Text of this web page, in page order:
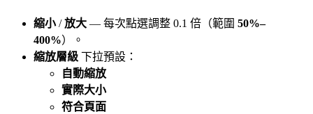
縮小/放大 — 每次點選調整 0.1 倍（範圍 50%–
400%）。
縮放層級 下拉預設：
自動縮放
實際大小
符合頁面